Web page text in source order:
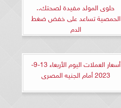
حلوى المولد مفيدة لصحتك..
الحمصية تساعد على خفض ضغط
الدم
أسعار العملات اليوم الأربعاء 13-9-
2023 أمام الجنيه المصرى